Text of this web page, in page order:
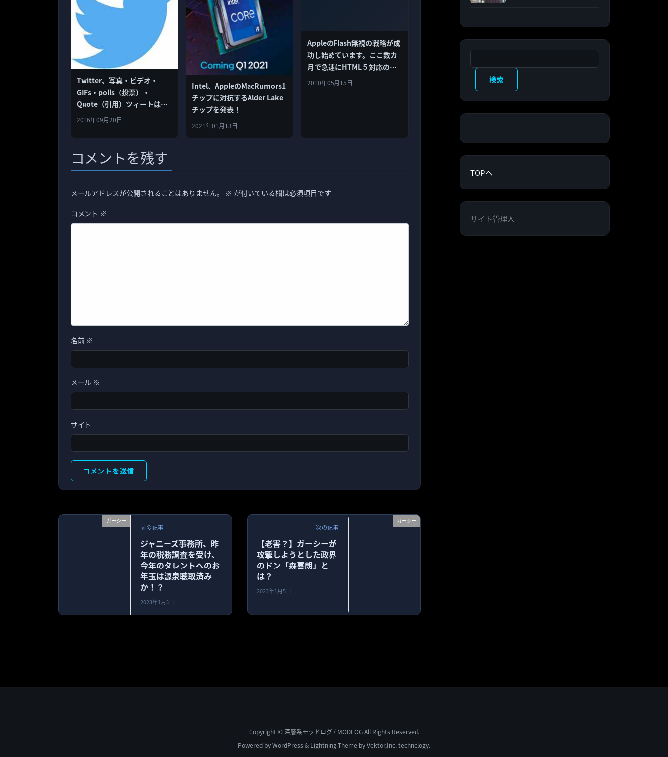
Twitter、写真・ビデオ・
GIFs・polls（投票）・
Quote（引用）ツィートは
140文字制限に加えないとアナ
2016年09月20日
Intel、AppleのMacRumors1
チップに対抗するAlder Lake
チップを発表！
2021年01月13日
AppleのFlash無視の戦略が成
功し始めています。ここ数カ
月で急速にHTML５対応のサ
イトが増えています。
2010年05月15日
コメントを残す
メールアドレスが公開されることはありません。 ※ が付いている欄は必須項目です
コメント ※
名前 ※
メール ※
サイト
ガーシー
前の記事
ジャニーズ事務所、昨
年の税務調査を受け、
今年のタレントへのお
年玉は源泉聴取済み
か！？
2023年1月5日
ガーシー
次の記事
【老害？】ガーシーが
攻撃しようとした政界
のドン「森喜朗」と
は？
2023年1月5日
検索
TOPへ
サイト管理人
Copyright © 深層系モッドログ / MODLOG All Rights Reserved.
Powered byWordPress & Lightning Theme by Vektor,Inc. technology.